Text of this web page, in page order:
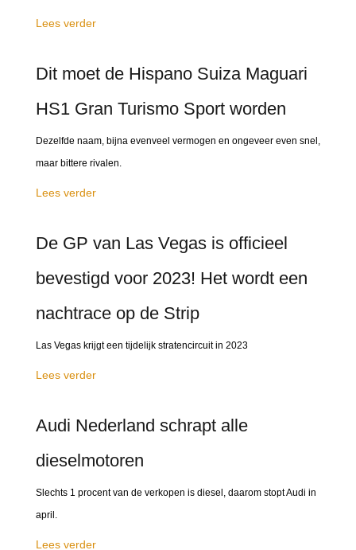
Lees verder
Dit moet de Hispano Suiza Maguari
HS1 Gran Turismo Sport worden
Dezelfde naam, bijna evenveel vermogen en ongeveer even snel,
maar bittere rivalen.
Lees verder
De GP van Las Vegas is officieel
bevestigd voor 2023! Het wordt een
nachtrace op de Strip
Las Vegas krijgt een tijdelijk stratencircuit in 2023
Lees verder
Audi Nederland schrapt alle
dieselmotoren
Slechts 1 procent van de verkopen is diesel, daarom stopt Audi in
april.
Lees verder